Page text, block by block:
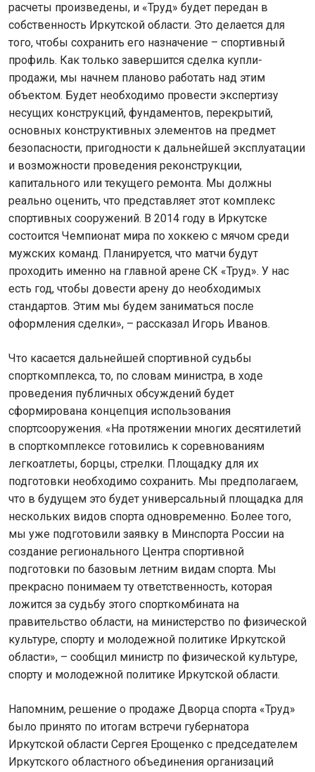
расчеты произведены, и «Труд» будет передан в
собственность Иркутской области. Это делается для
того, чтобы сохранить его назначение – спортивный
профиль. Как только завершится сделка купли-
продажи, мы начнем планово работать над этим
объектом. Будет необходимо провести экспертизу
несущих конструкций, фундаментов, перекрытий,
основных конструктивных элементов на предмет
безопасности, пригодности к дальнейшей эксплуатации
и возможности проведения реконструкции,
капитального или текущего ремонта. Мы должны
реально оценить, что представляет этот комплекс
спортивных сооружений. В 2014 году в Иркутске
состоится Чемпионат мира по хоккею с мячом среди
мужских команд. Планируется, что матчи будут
проходить именно на главной арене СК «Труд». У нас
есть год, чтобы довести арену до необходимых
стандартов. Этим мы будем заниматься после
оформления сделки», – рассказал Игорь Иванов.
Что касается дальнейшей спортивной судьбы
спорткомплекса, то, по словам министра, в ходе
проведения публичных обсуждений будет
сформирована концепция использования
спортсооружения. «На протяжении многих десятилетий
в спорткомплексе готовились к соревнованиям
легкоатлеты, борцы, стрелки. Площадку для их
подготовки необходимо сохранить. Мы предполагаем,
что в будущем это будет универсальный площадка для
нескольких видов спорта одновременно. Более того,
мы уже подготовили заявку в Минспорта России на
создание регионального Центра спортивной
подготовки по базовым летним видам спорта. Мы
прекрасно понимаем ту ответственность, которая
ложится за судьбу этого спорткомбината на
правительство области, на министерство по физической
культуре, спорту и молодежной политике Иркутской
области», – сообщил министр по физической культуре,
спорту и молодежной политике Иркутской области.
Напомним, решение о продаже Дворца спорта «Труд»
было принято по итогам встречи губернатора
Иркутской области Сергея Ерощенко с председателем
Иркутского областного объединения организаций